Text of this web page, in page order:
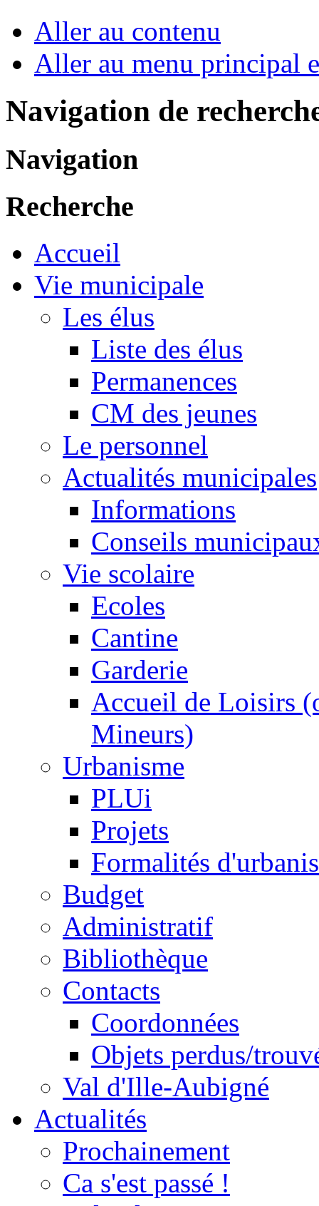
Aller au contenu
Aller au menu principal
Navigation de
Navigation
Recherche
Accueil
Vie municipale
Les élus
Liste des élus
Permanences
CM des jeunes
Le personnel
Actualités municipales
Informations
Conseils
Vie scolaire
Ecoles
Cantine
Garderie
Accueil de Loisirs
Mineurs)
Urbanisme
PLUi
Projets
Formalités
Budget
Administratif
Bibliothèque
Contacts
Coordonnées
Objets perdus/
Val d'Ille-Aubigné
Actualités
Prochainement
Ca s'est passé !